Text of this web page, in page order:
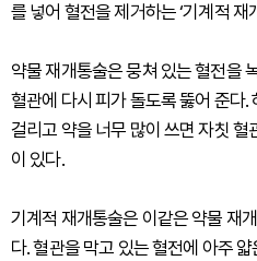
를 넣어 혈전을 제거하는 ‘기계적 재
약물 재개통술은 뭉쳐 있는 혈전을
혈관에 다시 피가 돌도록 뚫어 준다
걸리고 약을 너무 많이 쓰면 자칫
이 있다.
기계적 재개통술은 이같은 약물 재
다. 혈관을 막고 있는 혈전에 아주